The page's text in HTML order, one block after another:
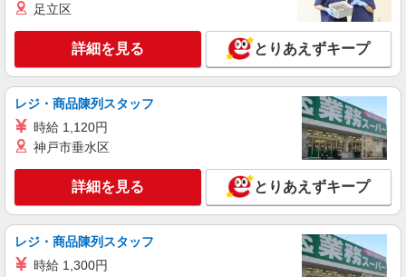
足立区
詳細を見る とりあえずキープ
レジ・商品陳列スタッフ
時給 1,120円
神戸市垂水区
詳細を見る とりあえずキープ
レジ・商品陳列スタッフ
時給 1,300円